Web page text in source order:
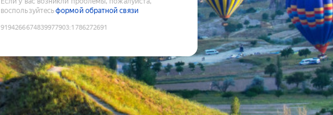
воспользуйтесьформой обратной связи
9194266674839977903:1786272691